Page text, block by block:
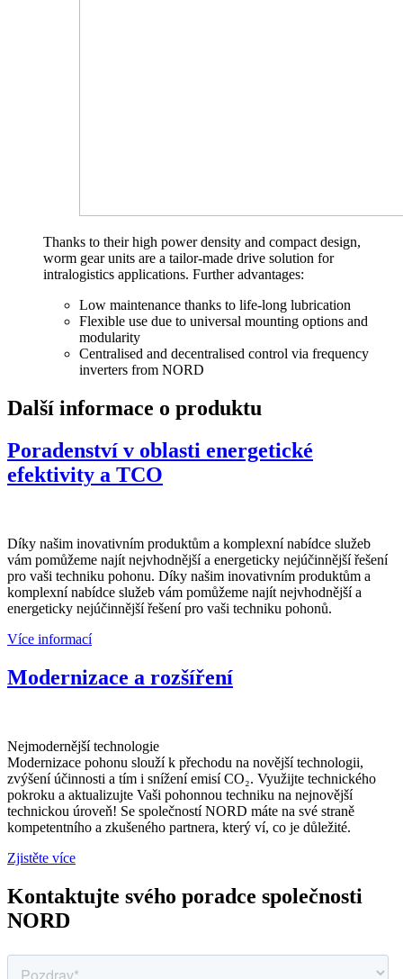
Thanks to their high power density and compact design,
worm gear units are a tailor-made drive solution for
intralogistics applications. Further advantages:
Low maintenance thanks to life-long lubrication
Flexible use due to universal mounting options and
modularity
Centralised and decentralised control via frequency
inverters from NORD
Další informace o produktu
Poradenství v oblasti energetické
efektivity a TCO
Díky našim inovativním produktům a komplexní nabídce služeb
vám pomůžeme najít nejvhodnější a energeticky nejúčinnější řešení
pro vaši techniku pohonu. Díky našim inovativním produktům a
komplexní nabídce služeb vám pomůžeme najít nejvhodnější a
energeticky nejúčinnější řešení pro vaši techniku pohonů.
Více informací
Modernizace a rozšíření
Nejmodernější technologie
Modernizace pohonu slouží k přechodu na novější technologii,
zvýšení účinnosti a tím i snížení emisí CO₂. Využijte technického
pokroku a aktualizujte Vaši pohonnou techniku na nejnovější
technickou úroveň! Se společností NORD máte na své straně
kompetentního a zkušeného partnera, který ví, co je důležité.
Zjistěte více
Kontaktujte svého poradce společnosti
NORD